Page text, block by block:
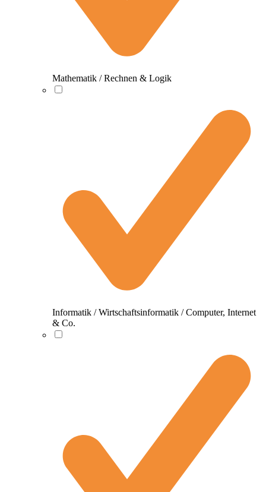
Mathematik / Rechnen & Logik
Informatik / Wirtschaftsinformatik / Computer, Internet
& Co.